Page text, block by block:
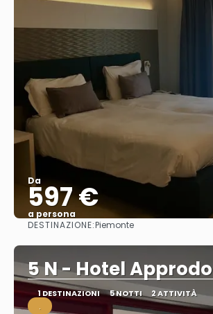
Da
597 €
a persona
DESTINAZIONE:Piemonte
5 N - Hotel Approdo
1 DESTINAZIONI 5 NOTTI 2 ATTIVITÀ
.